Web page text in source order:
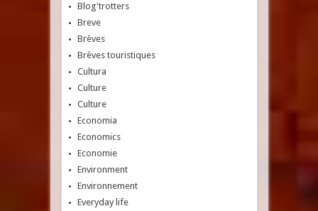
Blog'trotters
Breve
Brèves
Brèves touristiques
Cultura
Culture
Culture
Economia
Economics
Economie
Environment
Environnement
Everyday life